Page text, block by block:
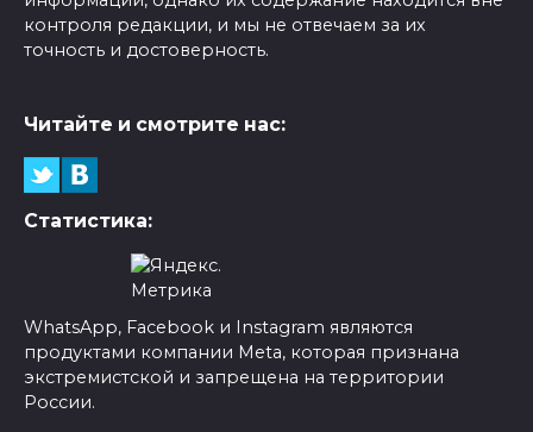
контроля редакции, и мы не отвечаем за их
точность и достоверность.
Читайте и смотрите нас:
Статистика:
WhatsApp, Facebook и Instagram являются
продуктами компании Meta, которая признана
экстремистской и запрещена на территории
России.